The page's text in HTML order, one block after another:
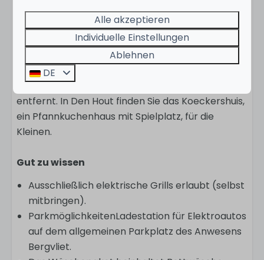
Tagesausflug zu den Sehenswürdigkeiten in der
Umgebung zu planen, wie z. B. Efteling, Safaripark
Beekse Bergen und Speelland. Für einen
Tagesausflug nach Burgund sind Breda und Den
Hout perfekt. Breda mit seinen gemütlichen
Terrassen und Geschäften ist nur 10 Autominuten
entfernt. In Den Hout finden Sie das Koeckershuis,
ein Pfannkuchenhaus mit Spielplatz, für die
Kleinen.
Gut zu wissen
Ausschließlich elektrische Grills erlaubt (selbst
mitbringen).
ParkmöglichkeitenLadestation für Elektroautos
auf dem allgemeinen Parkplatz des Anwesens
Bergvliet.
Alle akzeptieren
Individuelle Einstellungen
Ablehnen
DE